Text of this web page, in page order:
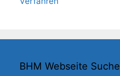
BHM Webseite Suche